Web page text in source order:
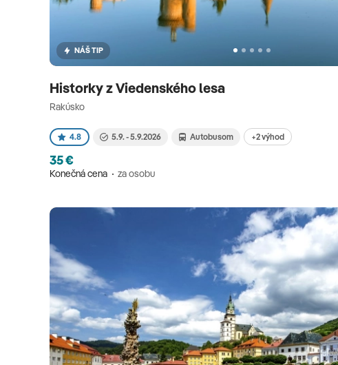
NÁŠ TIP
Historky z Viedenského lesa
Rakúsko
4.8 5.9. - 5.9.2026 Autobusom +2 výhod
35 €
Konečná cena za osobu